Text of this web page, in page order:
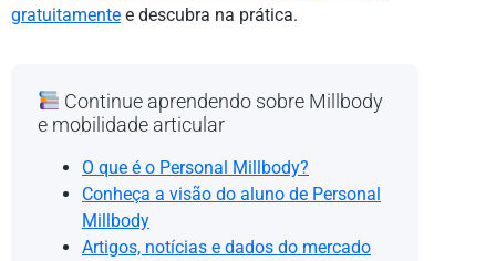
gratuitamente e descubra na prática.
Continue aprendendo sobre Millbody
e mobilidade articular
O que é o Personal Millbody?
Conheça a visão do aluno de Personal
Millbody
Artigos, notícias e dados do mercado